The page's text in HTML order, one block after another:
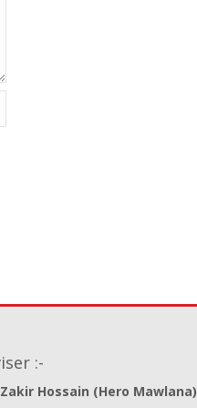
:-
Hossain (Hero Mawlana)